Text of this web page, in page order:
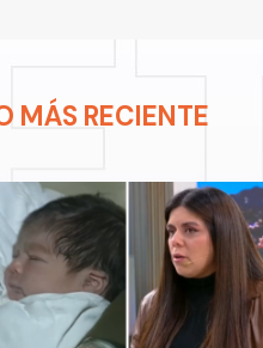
MÁS RECIENTE